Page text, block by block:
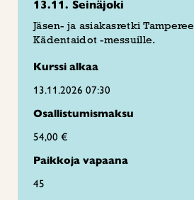
13.11. Seinäjoki
Jäsen- ja asiakasretki
Kädentaidot -messuille.
Kurssi alkaa
13.11.2026 07:30
Osallistumismaksu
54,00 €
Paikkoja vapaana
45